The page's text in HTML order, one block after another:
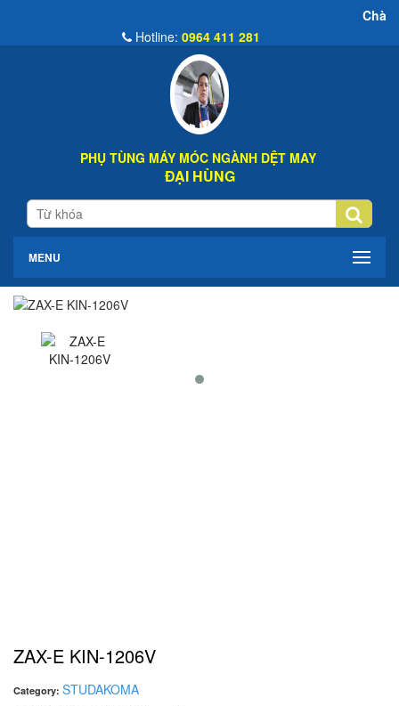
Chào Mừng Đến
Hotline: 0964 411 281
PHỤ TÙNG MÁY MÓC NGÀNH DỆT MAY
ĐẠI HÙNG
MENU
ZAX-E KIN-1206V
Category: STUDAKOMA